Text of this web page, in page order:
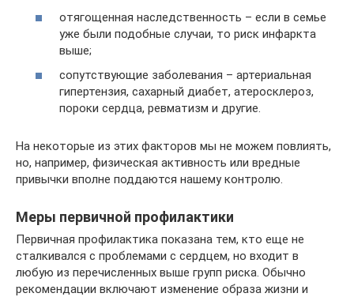
отягощенная наследственность – если в семье
уже были подобные случаи, то риск инфаркта
выше;
сопутствующие заболевания – артериальная
гипертензия, сахарный диабет, атеросклероз,
пороки сердца, ревматизм и другие.
На некоторые из этих факторов мы не можем повлиять,
но, например, физическая активность или вредные
привычки вполне поддаются нашему контролю.
Меры первичной профилактики
Первичная профилактика показана тем, кто еще не
сталкивался с проблемами с сердцем, но входит в
любую из перечисленных выше групп риска. Обычно
рекомендации включают изменение образа жизни и